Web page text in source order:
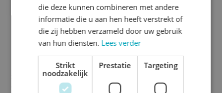
Beschrijving
Print je eigen muismat op dit hoogwaardige vloervinyl en bepaal
zelf de maat en vorm. Super leuk als giveaway en perfect om je
werkplek te verfraaien.
die deze kunnen combineren met andere
informatie die u aan hen heeft verstrekt of
die zij hebben verzameld door uw gebruik
van hun diensten. Lees verder
Strikt
noodzakelijk
Prestatie Targeting